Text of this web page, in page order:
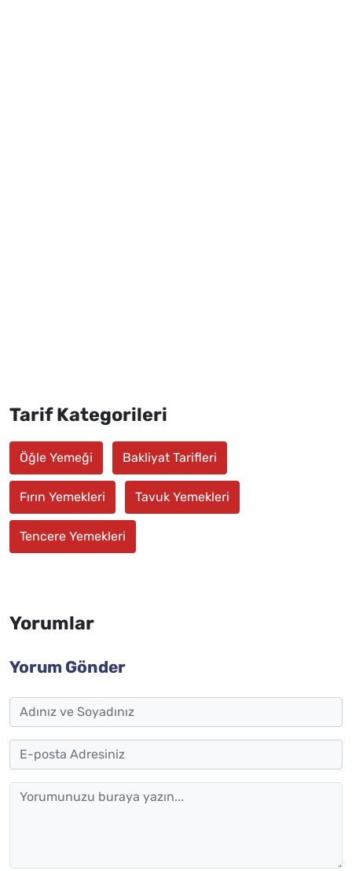
Tarif Kategorileri
Öğle Yemeği Bakliyat Tarifleri
Fırın Yemekleri Tavuk Yemekleri
Tencere Yemekleri
Yorumlar
Yorum Gönder